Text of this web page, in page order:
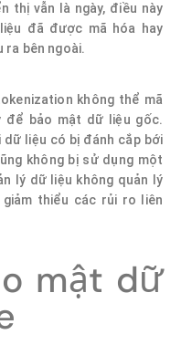
thị vẫn là ngày, điều này
đã được mã hóa hay
ra bên ngoài.
không thể mã
để bảo mật dữ liệu gốc.
dữ liệu có bị đánh cắp bới
không bị sử dụng một
lý dữ liệu không quản lý
thiểu các rủi ro liên
mật dữ